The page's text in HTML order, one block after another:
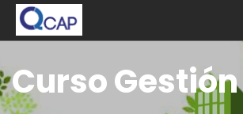
Curso